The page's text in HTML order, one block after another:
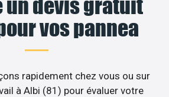
un devis gratuit
vos pannea
rapidement chez vous ou sur
à Albi (81) pour évaluer votre